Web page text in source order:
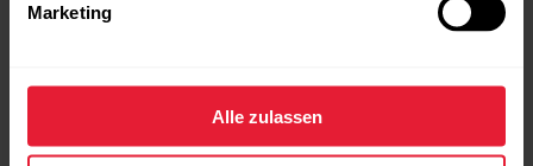
Marketing
Alle zulassen